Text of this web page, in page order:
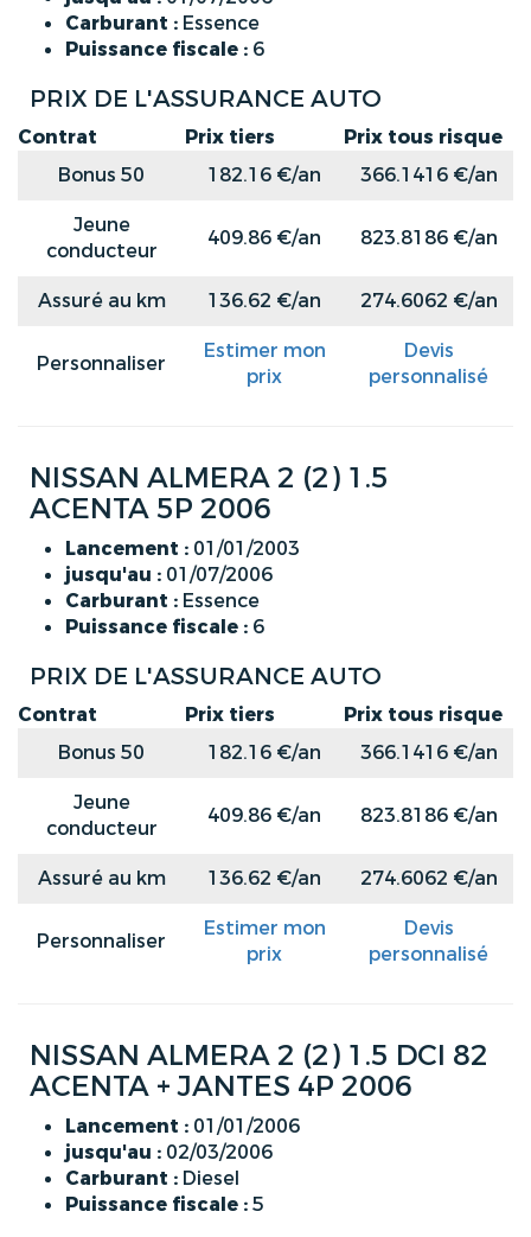
Carburant : Essence
Puissance fiscale : 6
PRIX DE L'ASSURANCE AUTO
Contrat Prix tiers
Prix tous risque
Bonus 50
182.16 €/an
366.1416 €/an
Jeune
conducteur
409.86 €/an 823.8186 €/an
Assuré au km 136.62 €/an 274.6062 €/an
Personnaliser
Estimer mon
prix
Devis
personnalisé
NISSAN ALMERA 2 (2) 1.5
ACENTA 5P 2006
Lancement : 01/01/2003
jusqu'au : 01/07/2006
Carburant : Essence
Puissance fiscale : 6
PRIX DE L'ASSURANCE AUTO
Contrat Prix tiers
Prix tous risque
Bonus 50
182.16 €/an
366.1416 €/an
Jeune
conducteur
409.86 €/an 823.8186 €/an
Assuré au km 136.62 €/an 274.6062 €/an
Personnaliser
Estimer mon
prix
Devis
personnalisé
NISSAN ALMERA 2 (2) 1.5 DCI 82
ACENTA + JANTES 4P 2006
Lancement : 01/01/2006
jusqu'au : 02/03/2006
Carburant : Diesel
Puissance fiscale :5